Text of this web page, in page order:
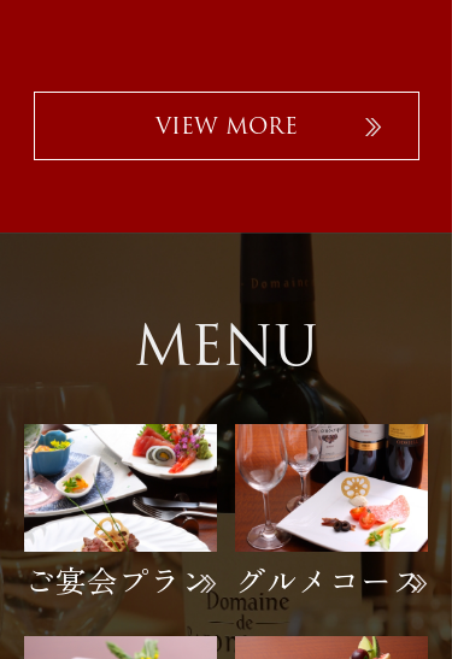
VIEW MORE
MENU
ご宴会プラン グルメコース